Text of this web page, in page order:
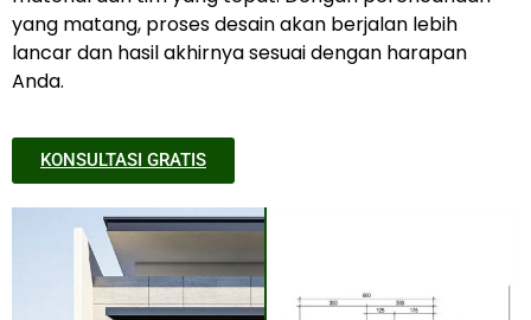
yang matang, proses desain akan berjalan lebih
lancar dan hasil akhirnya sesuai dengan harapan
Anda.
KONSULTASI GRATIS